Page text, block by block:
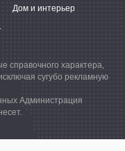
Дом и интерьер
справочного характера,
сугубо рекламную
Администрация